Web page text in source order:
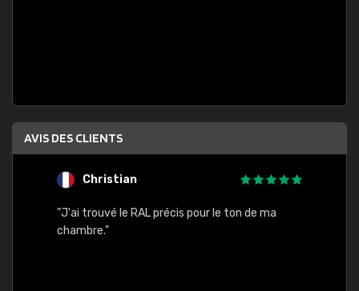
AVIS DES CLIENTS
Christian
"J'ai trouvé le RAL précis pour le ton de ma
chambre."